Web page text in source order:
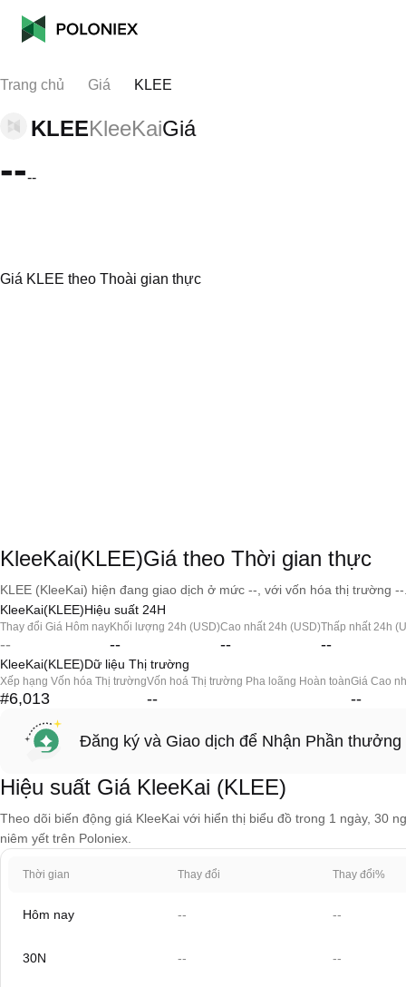
Trang chủ Giá KLEE
KLEEKleeKaiGiá
----
Giá KLEE theo Thoài gian thực
KleeKai(KLEE)Giá theo Thời gian thực
KLEE (KleeKai) hiện đang giao dịch ở mức --, với vốn hóa thị trường
KleeKai(KLEE)Hiệu suất 24H
Thay đổi Giá Hôm nay
--
Khối lượng 24h (USD)
--
Cao nhất 24h (USD)
--
Thấp nhất 24h
--
KleeKai(KLEE)Dữ liệu Thị trường
Xếp hạng Vốn hóa Thị trường
#6,013
Vốn hoá Thị trường Pha loãng Hoàn toàn
--
Giá Cao
--
Đăng ký và Giao dịch để Nhận Phần thưởng
Hiệu suất Giá KleeKai (KLEE)
Theo dõi biến động giá KleeKai với hiển thị biểu đồ trong 1 ngày, 30
niêm yết trên Poloniex.
Thời gian Thay đổi Thay đổi%
Hôm nay -- --
30N -- --